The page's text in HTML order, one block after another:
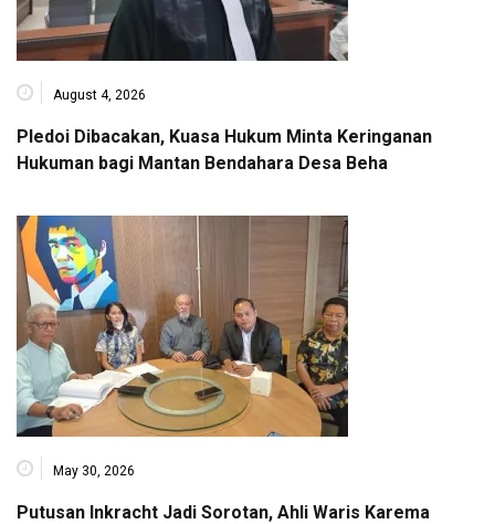
August 4, 2026
Pledoi Dibacakan, Kuasa Hukum Minta Keringanan
Hukuman bagi Mantan Bendahara Desa Beha
May 30, 2026
Putusan Inkracht Jadi Sorotan, Ahli Waris Karema